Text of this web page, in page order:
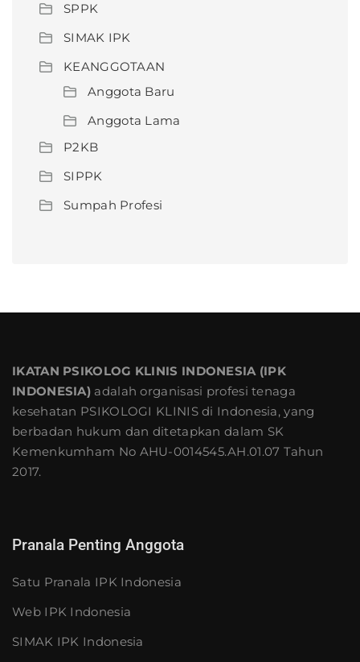
SPPK
SIMAK IPK
KEANGGOTAAN
Anggota Baru
Anggota Lama
P2KB
SIPPK
Sumpah Profesi
IKATAN PSIKOLOG KLINIS INDONESIA (IPK
INDONESIA) adalah organisasi profesi tenaga
kesehatan PSIKOLOGI KLINIS di Indonesia, yang
berbadan hukum dan ditetapkan dalam SK
Kemenkumham No AHU-0014545.AH.01.07 Tahun
2017.
Pranala Penting Anggota
Satu Pranala IPK Indonesia
Web IPK Indonesia
SIMAK IPK Indonesia